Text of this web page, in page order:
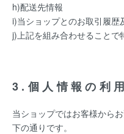
h)配送先情報
i)当ショップとのお取引履歴
j)上記を組み合わせることで
3.個人情報の利用
当ショップではお客様から
下の通りです。